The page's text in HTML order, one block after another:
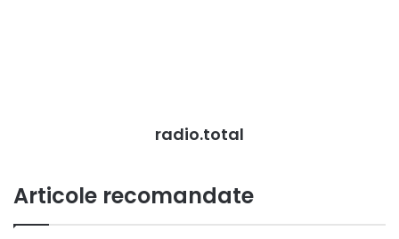
radio.total
Articole recomandate